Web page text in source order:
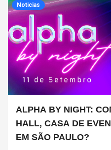
Noticias
ALPHA BY NIGHT:
HALL, CASA DE
EM SÃO PAULO?